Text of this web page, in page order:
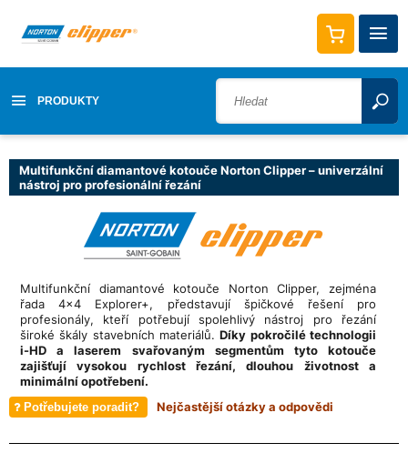
PRODUKTY
Multifunkční diamantové kotouče Norton Clipper – univerzální
nástroj pro profesionální řezání
Multifunkční diamantové kotouče Norton Clipper, zejména
řada 4x4 Explorer+, představují špičkové řešení pro
profesionály, kteří potřebují spolehlivý nástroj pro řezání
široké škály stavebních materiálů.Díky pokročilé technologii
i-HD a laserem svařovaným segmentům tyto kotouče
zajišťují vysokou rychlost řezání, dlouhou životnost a
minimální opotřebení.
Potřebujete poradit? Nejčastější otázky a odpovědi